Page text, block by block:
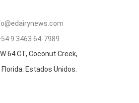
9 3463 64-7989
64 CT, Coconut Creek,
Estados Unidos.